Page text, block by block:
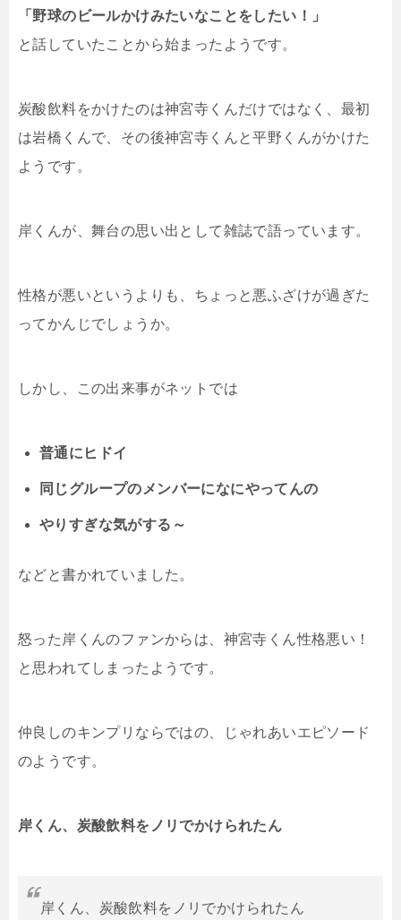
「野球のビールかけみたいなことをしたい！」
と話していたことから始まったようです。
炭酸飲料をかけたのは神宮寺くんだけではなく、最初
は岩橋くんで、その後神宮寺くんと平野くんがかけた
ようです。
岸くんが、舞台の思い出として雑誌で語っています。
性格が悪いというよりも、ちょっと悪ふざけが過ぎた
ってかんじでしょうか。
しかし、この出来事がネットでは
普通にヒドイ
同じグループのメンバーになにやってんの
やりすぎな気がする～
などと書かれていました。
怒った岸くんのファンからは、神宮寺くん性格悪い！
と思われてしまったようです。
仲良しのキンプリならではの、じゃれあいエピソード
のようです。
岸くん、炭酸飲料をノリでかけられたん
岸くん、炭酸飲料をノリでかけられたん